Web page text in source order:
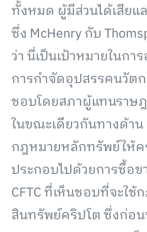
ทั้งหมด ผู้มีส่วนได้เสียแ
ซึ่ง McHenry กับ
ว่า นี่เป็นเป้าหมายในก
การกำจัดอุปสรรคนวัต
ชอบโดยสภาผู้แทนราษ
ในขณะเดียวกันทางด้าน
กฎหมายหลักทรัพย์ให้
ประกอบไปด้วยการซื้อ
CFTC ที่เห็นชอบที่จะใ
สินทรัพย์คริปโต ซึ่งก่อ